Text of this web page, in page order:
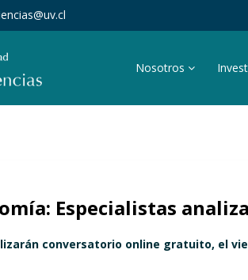
Nosotros
Especialistas
conversatorio online gratuito, el